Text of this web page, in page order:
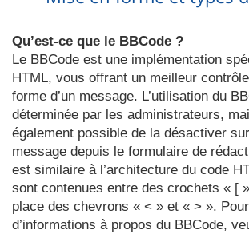
Qu’est-ce que le BBCode ?
Le BBCode est une implémentation
HTML, vous offrant un meilleur
forme d’un message. L’utilisation du
déterminée par les administrateurs,
également possible de la désactiver
message depuis le formulaire de
est similaire à l’architecture du code
sont contenues entre des crochets « [
place des chevrons « < » et « > ».
d’informations à propos du BBCode,